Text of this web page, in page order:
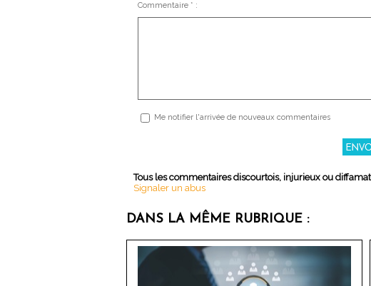
Commentaire * :
Me notifier l'arrivée de nouveaux commentaires
Tous les commentaires discourtois, injurieux ou
Signaler un abus
DANS LA MÊME RUBRIQUE :